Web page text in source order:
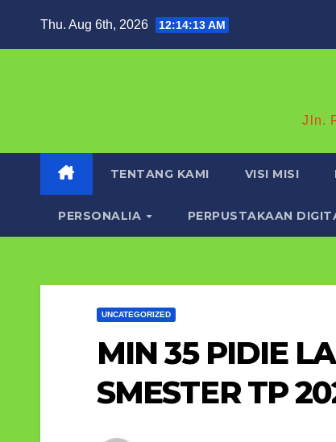
Thu. Aug 6th, 2026 12:14:14 AM
Jln.
TENTANG KAMI VISI MISI
PERSONALIA PERPUSTAKAAN
UNCATEGORIZED
MIN 35 PIDIE
SMESTER TP